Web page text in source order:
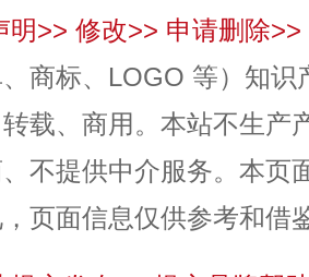
明>> 修改>> 申请删除>>
商标、LOGO 等）知
载、商用。本站不生产
不提供中介服务。本页
页面信息仅供参考和借